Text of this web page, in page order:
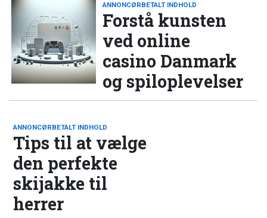
ANNONCØRBETALT INDHOLD
Forstå kunsten
ved online
casino Danmark
og spiloplevelser
ANNONCØRBETALT INDHOLD
Tips til at vælge
den perfekte
skijakke til
herrer